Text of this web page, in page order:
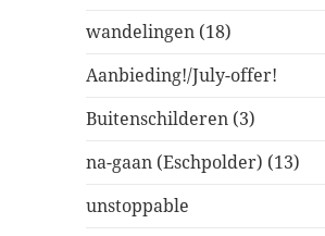
wandelingen (18)
Aanbieding!/July-offer!
Buitenschilderen (3)
na-gaan (Eschpolder) (13)
unstoppable